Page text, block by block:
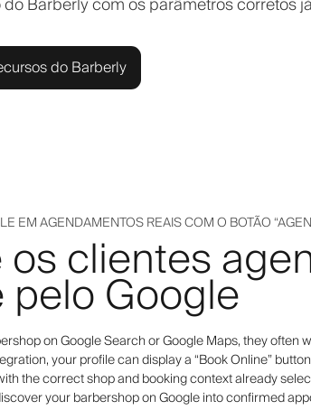
do Barberly
EM AGENDAMENTOS REAIS COM O BOTÃO
clientes
Google
on Google Search or Google Maps, they often
your profile can display a “Book Online”
the correct shop and booking context already
your barbershop on Google into confirmed